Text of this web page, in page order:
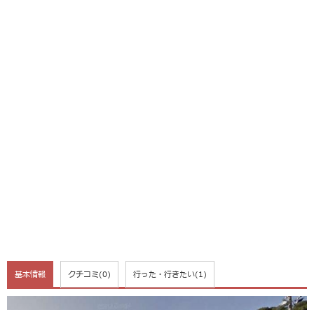
基本情報 クチコミ(0) 行った・行きたい(1)